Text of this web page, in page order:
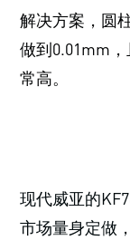
解决方案，圆
做到0.01mm
常高。
现代威亚的
市场量身定做